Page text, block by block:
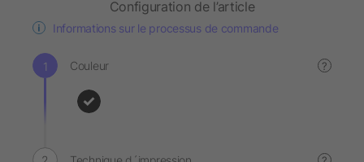
Configuration de l’article
Informations sur le processus de commande
Couleur ?